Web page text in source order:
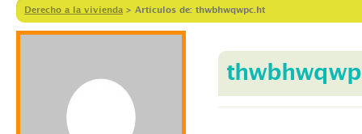
Derecho a la vivienda > Artículos de: thwbhwqwpc.ht